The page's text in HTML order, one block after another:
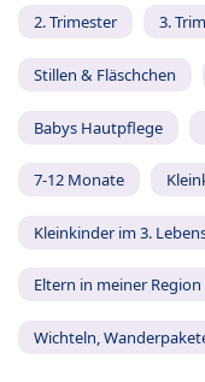
2. Trimester 3.
Stillen & Fläschchen
Babys Hautpflege
7-12 Monate
Kleinkinder im 3.
Eltern in meiner Region
Wichteln,